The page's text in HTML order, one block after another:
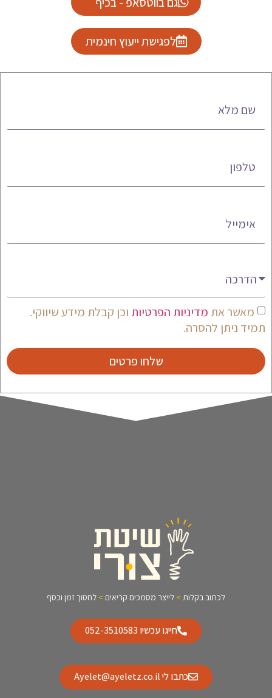
לפגישת ייעוץ חינמית
מאשר את מדיניות הפרטיות וכן קבלת מידע שיווקי.
תמיד ניתן להסרה.
שלחו פרטים
לכתוב בקלות > לייצר מסמכים קריאים > לחסוך זמן וכסף
חייגו עכשיו 052-3510583
כתבו לי Ayelet@ayeletz.co.il